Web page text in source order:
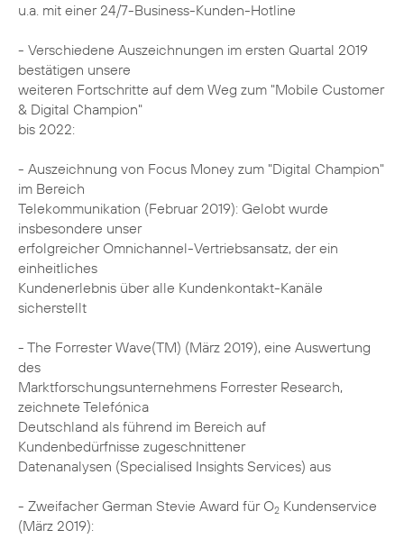
u.a. mit einer 24/7-Business-Kunden-Hotline
- Verschiedene Auszeichnungen im ersten Quartal 2019
bestätigen unsere
weiteren Fortschritte auf dem Weg zum "Mobile Customer
& Digital Champion"
bis 2022:
- Auszeichnung von Focus Money zum "Digital Champion"
im Bereich
Telekommunikation (Februar 2019): Gelobt wurde
insbesondere unser
erfolgreicher Omnichannel-Vertriebsansatz, der ein
einheitliches
Kundenerlebnis über alle Kundenkontakt-Kanäle
sicherstellt
- The Forrester Wave(TM) (März 2019), eine Auswertung
des
Marktforschungsunternehmens Forrester Research,
zeichnete Telefónica
Deutschland als führend im Bereich auf
Kundenbedürfnisse zugeschnittener
Datenanalysen (Specialised Insights Services) aus
- Zweifacher German Stevie Award für O2 Kundenservice
(März 2019):